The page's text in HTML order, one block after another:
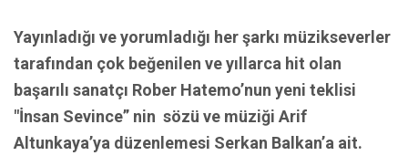
Yayınladığı ve yorumladığı her şarkı müzikseverler
tarafından çok beğenilen ve yıllarca hit olan
başarılı sanatçı Rober Hatemo’nun yeni teklisi
"İnsan Sevince” nin sözü ve müziği Arif
Altunkaya’ya düzenlemesi Serkan Balkan’a ait.